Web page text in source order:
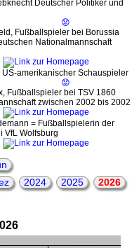
Deutscher Politiker und
😟
Fußballspieler bei Borussia
Nationalmannschaft
amerikanischer Schauspieler
😟
Fußballspieler bei TSV 1860
zwischen 2002 bis 2002
= Fußballspielerin der
VfL Wolfsburg
2024 2025
2026